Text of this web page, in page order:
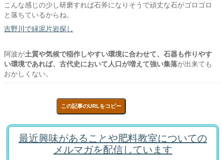
こんな感じの少し研磨すれば石斧になりそうで頑丈な石がゴロゴロ
と落ちているからね。
吉野川で緑泥片岩探し
阿波が土質や気候で稲作しやすい環境に合わせて、石器も作りやす
い環境であれば、古代史において人口が増えて強い集落が出来ても
おかしくない。
この記事のURLをコピー
最近興味があることや肥料教室についての
メルマガを配信しています